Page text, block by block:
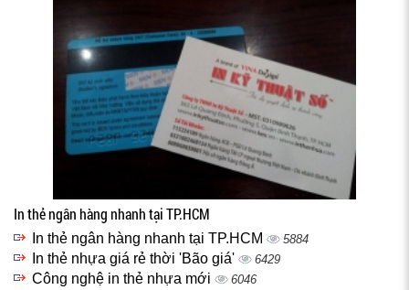
In thẻ ngân hàng nhanh tại TP.HCM
In thẻ ngân hàng nhanh tại TP.HCM 5884
In thẻ nhựa giá rẻ thời 'Bão giá' 6429
Công nghệ in thẻ nhựa mới 6046